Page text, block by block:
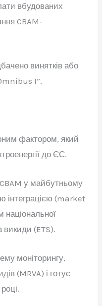
вбудованих
CBAM-
винятків або
I”.
фактором, який
до ЄС.
у майбутньому
інтеграцією (market
викиди (ETS).
моніторингу,
(MRVA) і готує